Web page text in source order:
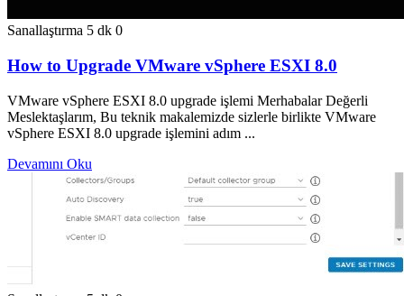
Sanallaştırma 5 dk 0
How to Upgrade VMware vSphere ESXI 8.0
VMware vSphere ESXI 8.0 upgrade işlemi Merhabalar Değerli
Meslektaşlarım, Bu teknik makalemizde sizlerle birlikte VMware
vSphere ESXI 8.0 upgrade işlemini adım ...
Devamını Oku